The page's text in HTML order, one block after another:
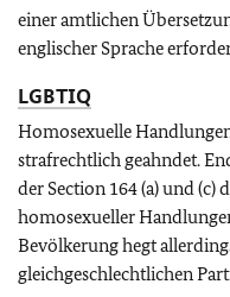
einer amtlichen
englischer Sprache
LGBTIQ
Homosexuelle
strafrechtlich geahndet.
der Section 164 (a) und
homosexueller
Bevölkerung hegt
gleichgeschlechtlichen